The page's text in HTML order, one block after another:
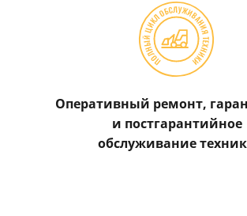
Оперативный ремонт,
и постгарантийное
обслуживание